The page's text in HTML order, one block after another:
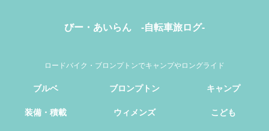
びー・あいらん -自転車旅ログ-
ロードバイク・ブロンプトンでキャンプやロングライド
ブルベ ブロンプトン キャンプ
装備・積載 ウィメンズ こども